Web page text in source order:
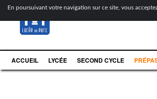
En poursuivant votre navigation sur ce site, vous
ACCUEIL LYCÉE SECOND CYCLE